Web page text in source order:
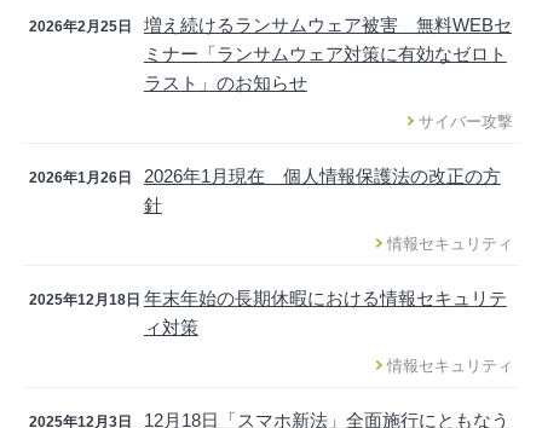
2026年2月25日
増え続けるランサムウェア被害 無料WEBセ
ミナー「ランサムウェア対策に有効なゼロト
ラスト」のお知らせ
サイバー攻撃
2026年1月26日
2026年1月現在 個人情報保護法の改正の方
針
情報セキュリティ
2025年12月18日 年末年始の長期休暇における情報セキュリテ
ィ対策
情報セキュリティ
2025年12月3日
12月18日「スマホ新法」全面施行にともなう